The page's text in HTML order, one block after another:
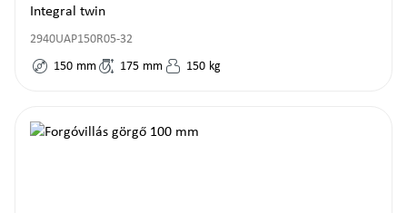
Integral twin
2940UAP150R05-32
150 mm 175 mm 150 kg